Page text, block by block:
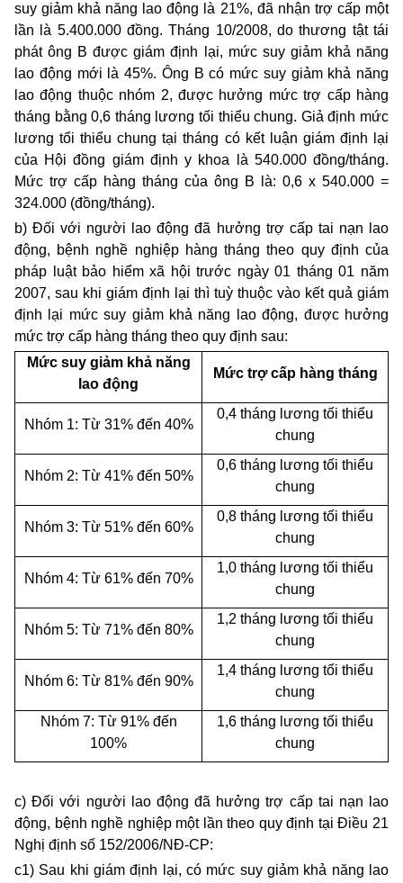
suy giảm khả năng lao động là 21%, đã nhận trợ cấp một
lần là 5.400.000 đồng. Tháng 10/2008, do thương tật tái
phát ông B được giám định lại, mức suy giảm khả năng
lao động mới là 45%. Ông B có mức suy giảm khả năng
lao động thuộc nhóm 2, được hưởng mức trợ cấp hàng
tháng bằng 0,6 tháng lương tối thiểu chung. Giả định mức
lương tối thiểu chung tại tháng có kết luận giám định lại
của Hội đồng giám định y khoa là 540.000 đồng/tháng.
Mức trợ cấp hàng tháng của ông B là: 0,6 x 540.000 =
324.000 (đồng/tháng).
b) Đối với người lao động đã hưởng trợ cấp tai nạn lao
động, bệnh nghề nghiệp hàng tháng theo quy định của
pháp luật bảo hiểm xã hội trước ngày 01 tháng 01 năm
2007, sau khi giám định lại thì tuỳ thuộc vào kết quả giám
định lại mức suy giảm khả năng lao động, được hưởng
mức trợ cấp hàng tháng theo quy định sau:
Mức suy giảm khả năng
lao động
Mức trợ cấp hàng tháng
Nhóm 1: Từ 31% đến 40%
0,4 tháng lương tối thiểu
chung
Nhóm 2: Từ 41% đến 50%
0,6 tháng lương tối thiểu
chung
Nhóm 3: Từ 51% đến 60%
0,8 tháng lương tối thiểu
chung
Nhóm 4: Từ 61% đến 70%
1,0 tháng lương tối thiểu
chung
Nhóm 5: Từ 71% đến 80%
1,2 tháng lương tối thiểu
chung
Nhóm 6: Từ 81% đến 90%
1,4 tháng lương tối thiểu
chung
Nhóm 7: Từ 91% đến
100%
1,6 tháng lương tối thiểu
chung
c) Đối với người lao động đã hưởng trợ cấp tai nạn lao
động, bệnh nghề nghiệp một lần theo quy định tại Điều 21
Nghị định số 152/2006/NĐ-CP:
c1) Sau khi giám định lại, có mức suy giảm khả năng lao